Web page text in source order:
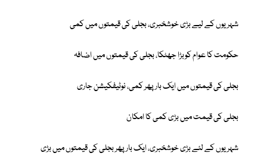
شہریوں کے لیے بڑی خوشخبری، بجلی کی قیمتوں میں کمی
حکومت کا عوام کوبڑا جھٹکا، بجلی کی قیمتوں میں اضافہ
بجلی کی قیمتوں میں ایک بار پھر کمی، نوٹیفکیشن جاری
بجلی کی قیمت میں بڑی کمی کا امکان
شہریوں کے لئے بڑی خوشخبری، ایک بار پھر بجلی کی قیمتوں میں بڑی